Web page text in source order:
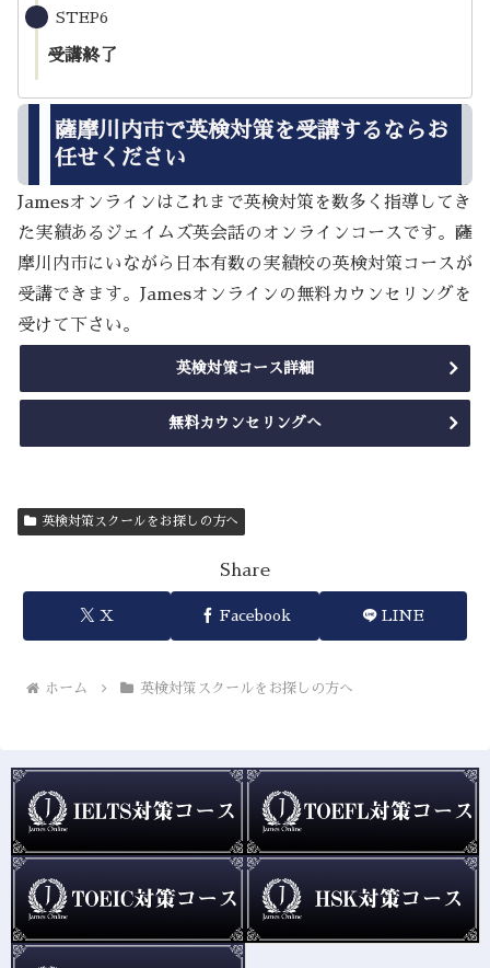
STEP6
受講終了
薩摩川内市で英検対策を受講するならお
任せください
Jamesオンラインはこれまで英検対策を数多く指導してき
た実績あるジェイムズ英会話のオンラインコースです。薩
摩川内市にいながら日本有数の実績校の英検対策コースが
受講できます。Jamesオンラインの無料カウンセリングを
受けて下さい。
英検対策コース詳細
無料カウンセリングへ
英検対策スクールをお探しの方へ
Share
X Facebook LINE
ホーム 英検対策スクールをお探しの方へ